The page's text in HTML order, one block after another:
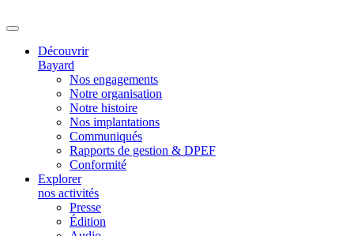
Découvrir
Bayard
Nos engagements
Notre organisation
Notre histoire
Nos implantations
Communiqués
Rapports de gestion & DPEF
Conformité
Explorer
nos activités
Presse
Édition